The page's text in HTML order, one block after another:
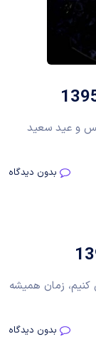
و عید سعید
بدون دیدگاه
کنیم، زمان همیشه
بدون دیدگاه